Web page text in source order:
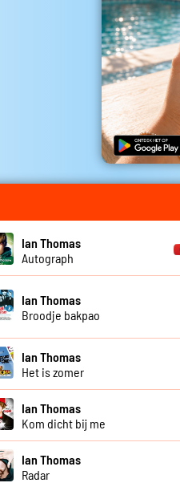
Ian Thomas
Autograph
Ian Thomas
Broodje bakpao
Ian Thomas
Het is zomer
Ian Thomas
Kom dicht bij me
Ian Thomas
Radar